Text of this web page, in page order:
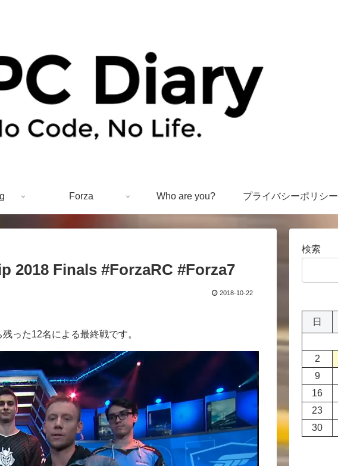
Forza Who are you? プライバシーポリシー
2018 Finals #ForzaRC #Forza7
2018-10-22
った12名による最終戦です。
検索
日
2
9
16
23
30